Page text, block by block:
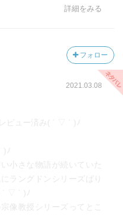
詳細をみる
フォロー
2021.03.08
ビュー済み( ´ ▽ ` )ﾉ
)ﾉ
小さな物語が続いていた
ラングドンシリーズばり
´ ▽ ` )ﾉ
像教授シリーズってとこ